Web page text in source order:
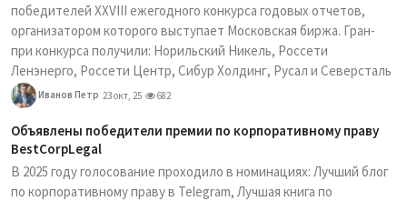
победителей XXVIII ежегодного конкурса годовых отчетов,
организатором которого выступает Московская биржа. Гран-
при конкурса получили: Норильский Никель, Россети
Ленэнерго, Россети Центр, Сибур Холдинг, Русал и Северсталь
Иванов Петр 23 окт, 25 682
Объявлены победители премии по корпоративному праву
BestCorpLegal
В 2025 году голосование проходило в номинациях: Лучший блог
по корпоративному праву в Telegram, Лучшая книга по